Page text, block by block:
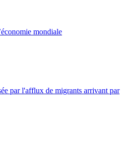
mondiale
par l'afflux de migrants arrivant par